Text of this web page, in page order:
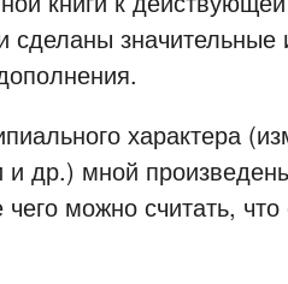
значительные
характера
др.) мной
можно считать,